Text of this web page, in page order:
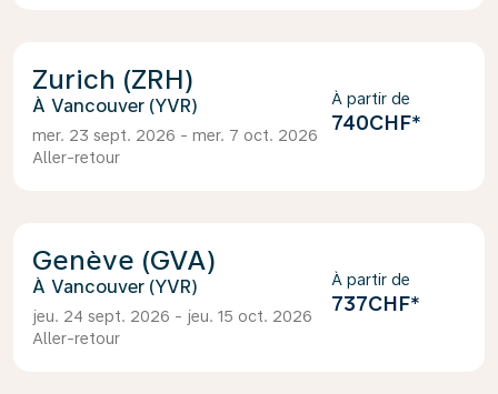
Zurich (ZRH)
Vancouver (YVR)
mer. 23 sept. 2026 - mer. 7 oct. 2026
Aller-retour
À partir de
740CHF*
Genève (GVA)
Vancouver (YVR)
jeu. 24 sept. 2026 - jeu. 15 oct. 2026
Aller-retour
À partir de
737CHF*